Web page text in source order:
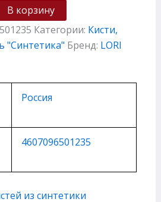
В корзину
Категории: Кисти,
"Cинтетика" Бренд: LORI
Россия
4607096501235